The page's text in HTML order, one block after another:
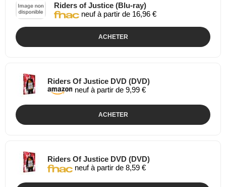
Riders of Justice (Blu-ray)
neuf à partir de 16,96 €
ACHETER
Riders Of Justice DVD (DVD)
neuf à partir de 9,99 €
ACHETER
Riders Of Justice DVD (DVD)
neuf à partir de 8,59 €